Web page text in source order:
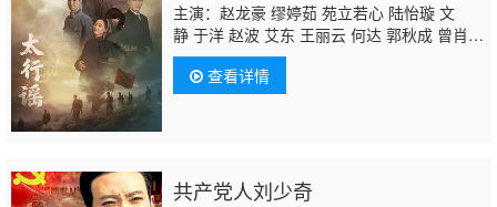
主演：赵龙豪 缪婷茹 苑立若心 陆怡璇 文
静 于洋 赵波 艾东 王丽云 何达 郭秋成 曾肖
龙 张永健 魏大鸣
查看详情
共产党人刘少奇